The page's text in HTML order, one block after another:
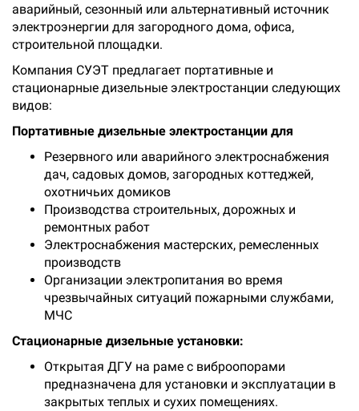
аварийный, сезонный или альтернативный источник
электроэнергии для загородного дома, офиса,
строительной площадки.
Компания СУЭТ предлагает портативные и
стационарные дизельные электростанции следующих
видов:
Портативные дизельные электростанции для
Резервного или аварийного электроснабжения
дач, садовых домов, загородных коттеджей,
охотничьих домиков
Производства строительных, дорожных и
ремонтных работ
Электроснабжения мастерских, ремесленных
производств
Организации электропитания во время
чрезвычайных ситуаций пожарными службами,
МЧС
Стационарные дизельные установки:
Открытая ДГУ на раме с виброопорами
предназначена для установки и эксплуатации в
закрытых теплых и сухих помещениях.